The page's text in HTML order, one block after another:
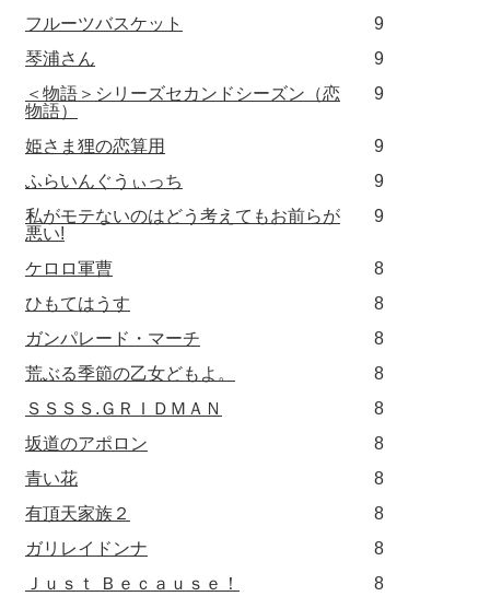
フルーツバスケット
9
琴浦さん
9
＜物語＞シリーズセカンドシーズン（恋
物語）
9
姫さま狸の恋算用
9
ふらいんぐうぃっち
9
私がモテないのはどう考えてもお前らが
悪い!
9
ケロロ軍曹
8
ひもてはうす
8
ガンパレード・マーチ
8
荒ぶる季節の乙女どもよ。
8
ＳＳＳＳ.ＧＲＩＤＭＡＮ
8
坂道のアポロン
8
青い花
8
有頂天家族２
8
ガリレイドンナ
8
Ｊｕｓｔ Ｂｅｃａｕｓｅ！
8